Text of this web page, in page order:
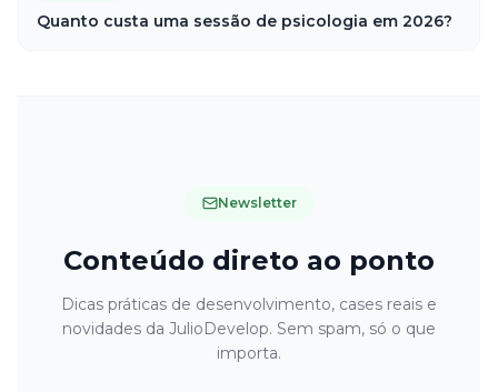
Quanto custa uma sessão de psicologia em 2026?
Newsletter
Conteúdo direto ao ponto
Dicas práticas de desenvolvimento, cases reais e
novidades da JulioDevelop. Sem spam, só o que
importa.